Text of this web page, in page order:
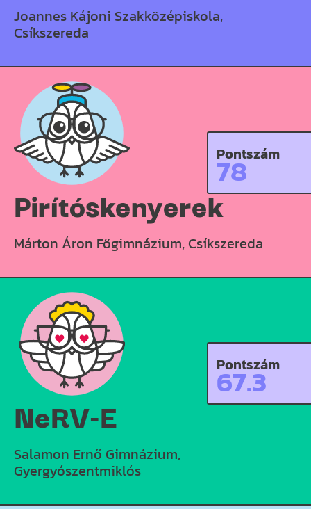
Joannes Kájoni Szakközépiskola,
Csíkszereda
Pirítóskenyerek
Márton Áron Főgimnázium, Csíkszereda
Pontszám
78
NeRV-E
Salamon Ernő Gimnázium,
Gyergyószentmiklós
Pontszám
67.3